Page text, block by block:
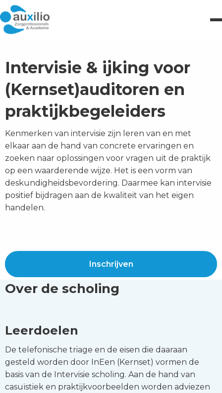
Intervisie & ijking voor
(Kernset)auditoren en
praktijkbegeleiders
Kenmerken van intervisie zijn leren van en met
elkaar aan de hand van concrete ervaringen en
zoeken naar oplossingen voor vragen uit de praktijk
op een waarderende wijze. Het is een vorm van
deskundigheidsbevordering. Daarmee kan intervisie
positief bijdragen aan de kwaliteit van het eigen
handelen.
Inschrijven
Over de scholing
Leerdoelen
De telefonische triage en de eisen die daaraan
gesteld worden door InEen (Kernset) vormen de
basis van de Intervisie scholing. Aan de hand van
casuïstiek en praktijkvoorbeelden worden adviezen